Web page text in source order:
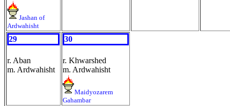
Jashan of
Ardwahisht
29
r. Aban
m. Ardwahisht
30
r. Khwarshed
m. Ardwahisht
Maidyozarem
Gahambar